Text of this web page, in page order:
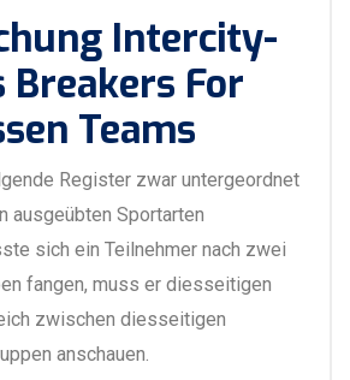
Intercity-
Breakers For
Teams
Register zwar untergeordnet
ausgeübten Sportarten
sich ein Teilnehmer nach zwei
fangen, muss er diesseitigen
zwischen diesseitigen
anschauen.